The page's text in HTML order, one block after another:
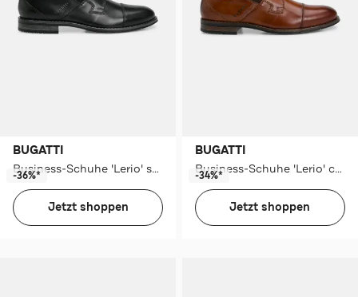
BUGATTI
Business-Schuhe 'Lerio' schwarz
-36%*
Jetzt shoppen
BUGATTI
Business-Schuhe 'Lerio' cognac
-34%*
Jetzt shoppen